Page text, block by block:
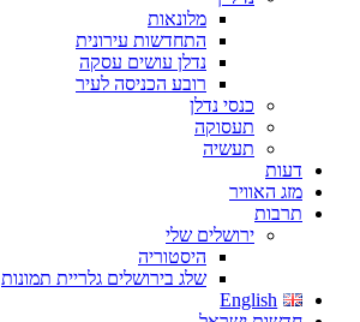
מלונאות
התחדשות עירונית
נדלן עושים עסקה
רובע הכניסה לעיר
כנסי נדלן
תעסוקה
תעשיה
דעות
מזג האוויר
תרבות
ירושלים שלי
היסטוריה
שלג בירושלים גלריית תמונות
English